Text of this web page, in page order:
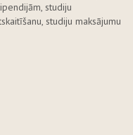
studiju
studiju maksājumu